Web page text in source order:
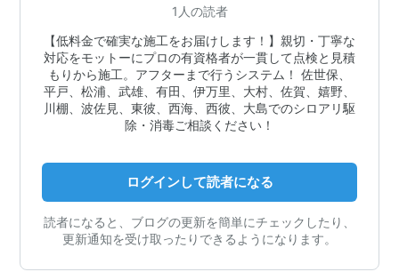
1人の読者
【低料金で確実な施工をお届けします！】親切・丁寧な
対応をモットーにプロの有資格者が一貫して点検と見積
もりから施工。アフターまで行うシステム！ 佐世保、
平戸、松浦、武雄、有田、伊万里、大村、佐賀、嬉野、
川棚、波佐見、東彼、西海、西彼、大島でのシロアリ駆
除・消毒ご相談ください！
ログインして読者になる
読者になると、ブログの更新を簡単にチェックしたり、
更新通知を受け取ったりできるようになります。